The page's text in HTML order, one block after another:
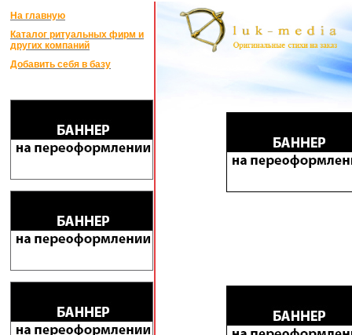
На главную
Каталог ритуальных фирм и
других компаний
Добавить себя в базу